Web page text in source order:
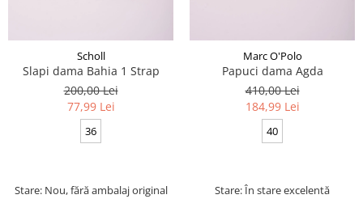
Scholl
Slapi dama Bahia 1 Strap
200,00 Lei
77,99 Lei
36
Stare: Nou, fără ambalaj original
Marc O'Polo
Papuci dama Agda
410,00 Lei
184,99 Lei
40
Stare: În stare excelentă